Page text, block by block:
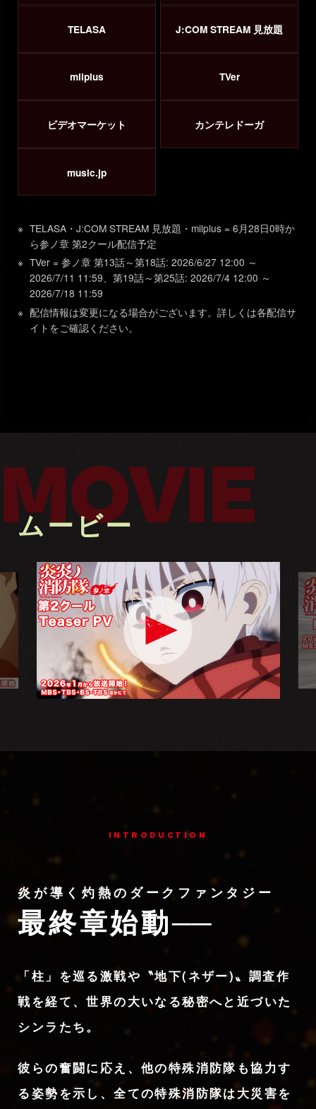
TELASA J:COM STREAM 見放題
milplus TVer
ビデオマーケット カンテレドーガ
music.jp
TELASA・J:COM STREAM 見放題・milplus = 6月28日0時か
ら参ノ章 第2クール配信予定
TVer = 参ノ章 第13話～第18話: 2026/6/27 12:00 ～
2026/7/11 11:59、第19話～第25話: 2026/7/4 12:00 ～
2026/7/18 11:59
配信情報は変更になる場合がございます。詳しくは各配信サ
イトをご確認ください。
MOVIE
ムービー
INTRODUCTION
炎が導く灼熱のダークファンタジー
最終章始動──
「柱」を巡る激戦や〝地下(ネザー)〟調査作
戦を経て、世界の大いなる秘密へと近づいた
シンラたち。
彼らの奮闘に応え、他の特殊消防隊も協力す
る姿勢を示し、全ての特殊消防隊は大災害を